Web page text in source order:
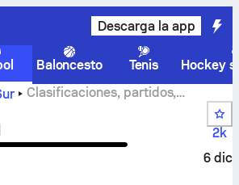
Descarga la app
Baloncesto Tenis
Hockey
Clasificaciones, partidos,
de Korean Cup
season in unique tournament header
2k
6 dic